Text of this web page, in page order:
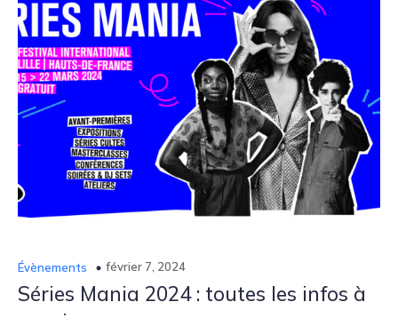
Évènements février 7, 2024
Séries Mania 2024 : toutes les infos à